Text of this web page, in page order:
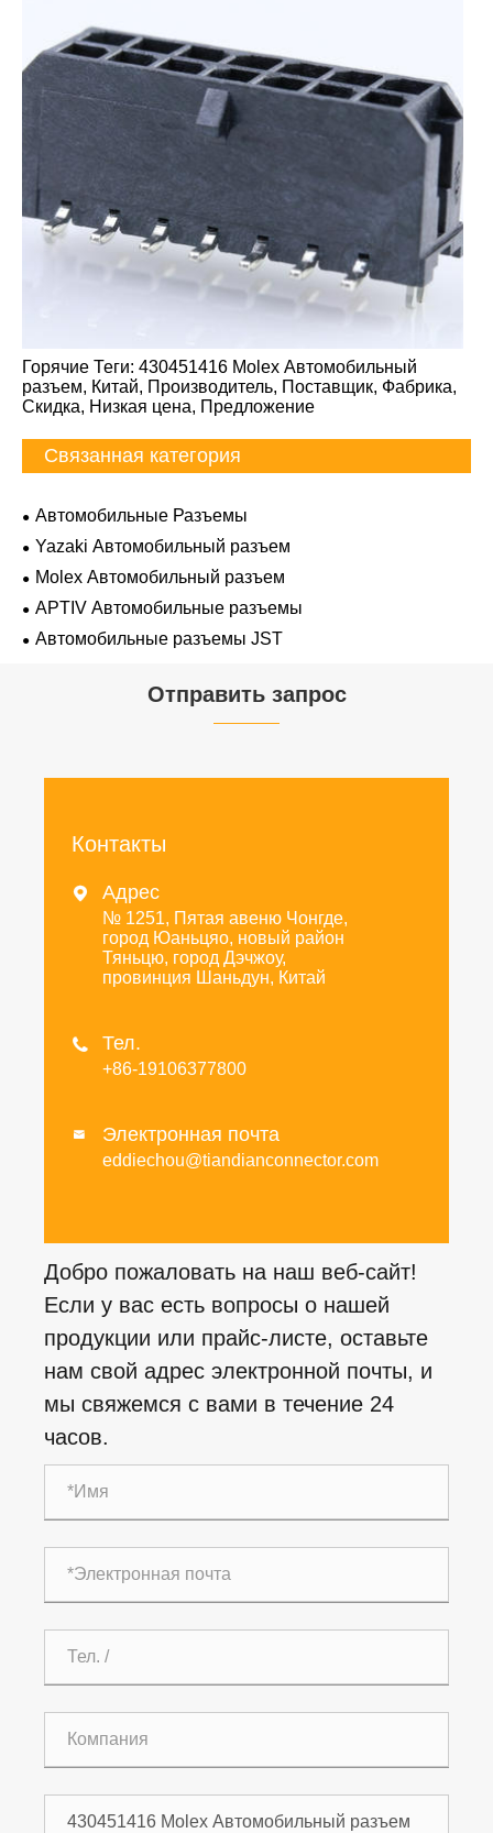
Горячие Теги: 430451416 Molex Автомобильный
разъем, Китай, Производитель, Поставщик, Фабрика,
Скидка, Низкая цена, Предложение
Связанная категория
Автомобильные Разъемы
Yazaki Автомобильный разъем
Molex Автомобильный разъем
APTIV Автомобильные разъемы
Автомобильные разъемы JST
Отправить запрос
Контакты
 Адрес
№ 1251, Пятая авеню Чонгде,
город Юаньцяо, новый район
Тяньцю, город Дэчжоу,
провинция Шаньдун, Китай
 Тел.
+86-19106377800
 Электронная почта
eddiechou@tiandianconnector.com
Добро пожаловать на наш веб-сайт!
Если у вас есть вопросы о нашей
продукции или прайс-листе, оставьте
нам свой адрес электронной почты, и
мы свяжемся с вами в течение 24
часов.